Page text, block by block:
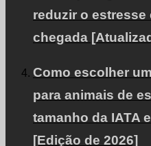
reduzir o estresse
chegada
Como escolher
para animais de
tamanho da IATA
[Edição de 2026]
© PetAirJPN